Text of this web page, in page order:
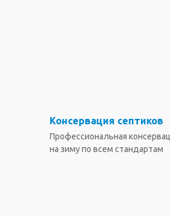
Консервация септиков
Профессиональная
на зиму по всем стандартам